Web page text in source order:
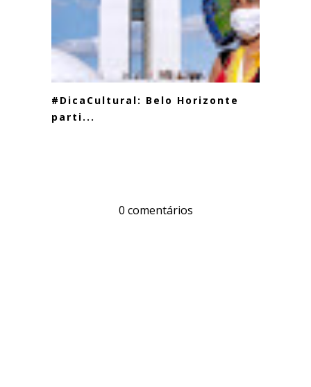
#DicaCultural: Belo Horizonte
parti...
0 comentários